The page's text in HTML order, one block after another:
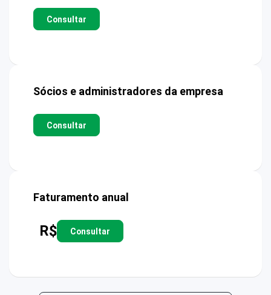
Consultar
Sócios e administradores da empresa
Consultar
Faturamento anual
R$ Consultar